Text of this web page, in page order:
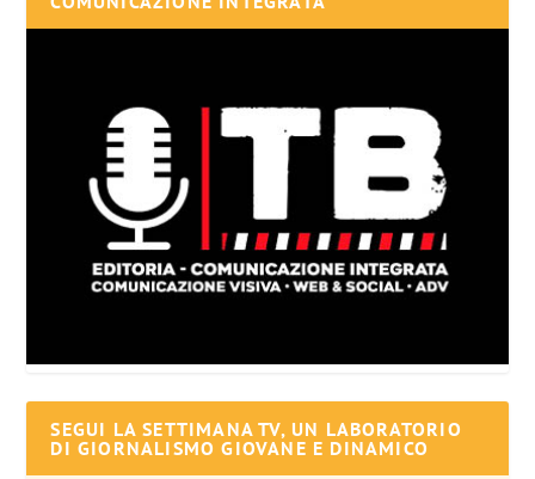
SEGUI LA SETTIMANA TV, UN LABORATORIO
DI GIORNALISMO GIOVANE E DINAMICO